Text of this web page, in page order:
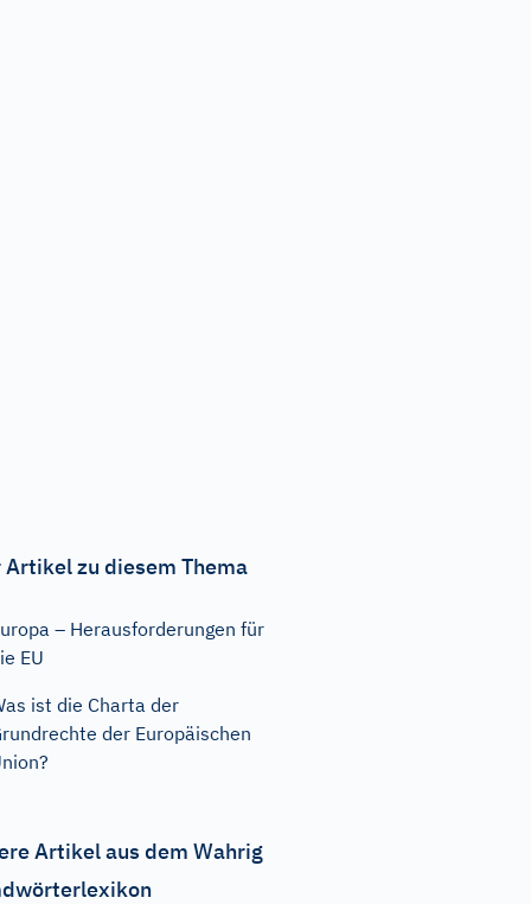
Artikel zu diesem Thema
– Herausforderungen für
EU
ist die Charta der
der Europäischen
Artikel aus dem Wahrig